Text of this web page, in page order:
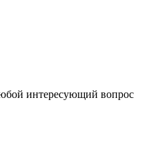
интересующий вопрос